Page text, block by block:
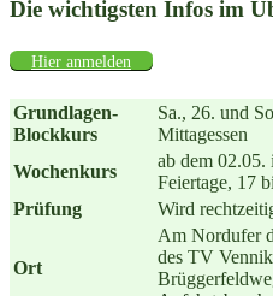
Die wichtigsten Infos im
Hier anmelden
Grundlagen-
Blockkurs
Sa., 26. und
Mittagessen
Wochenkurs
ab dem 02.05.
Feiertage, 17
Prüfung
Wird
Ort
Am Nordufer
des TV